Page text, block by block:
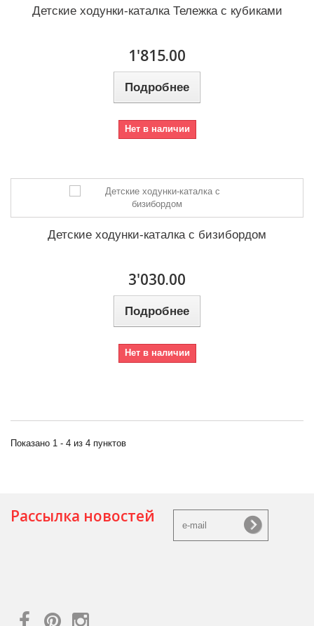
Детские ходунки-каталка Тележка с кубиками
1'815.00
Подробнее
Нет в наличии
Детские ходунки-каталка с бизибордом
3'030.00
Подробнее
Нет в наличии
Показано 1 - 4 из 4 пунктов
Рассылка новостей